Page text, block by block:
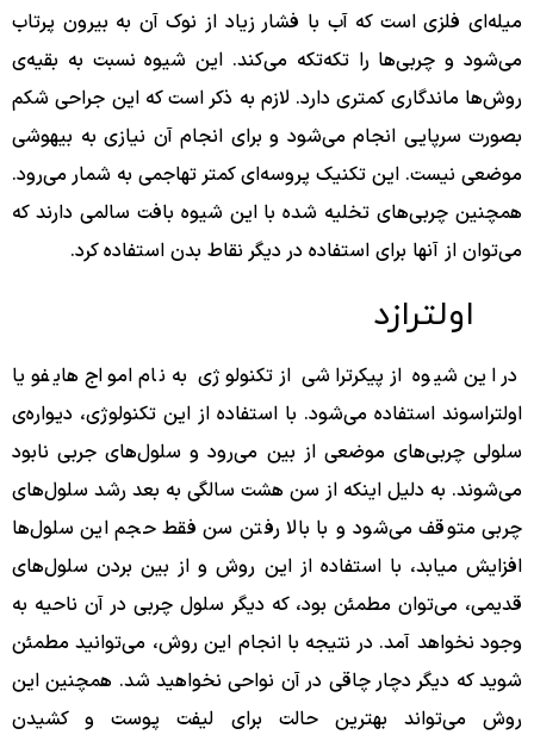
میله‌ای فلزی است که آب با فشار زیاد از نوک آن به بیرون پرتاب
می‌شود و چربی‌ها را تکه‌تکه می‌کند. این شیوه نسبت به بقیه‌ی
روش‌ها ماندگاری کمتری دارد. لازم به ذکر است که این جراحی شکم
بصورت سرپایی انجام می‌شود و برای انجام آن نیازی به بیهوشی
موضعی نیست. این تکنیک پروسه‌ای کمتر تهاجمی به شمار می‌رود.
همچنین چربی‌های تخلیه شده با این شیوه بافت سالمی دارند که
می‌توان از آنها برای استفاده در دیگر نقاط بدن استفاده کرد.
اولترازد
در این شیوه از پیکرتراشی از تکنولوژی به نام امواج هایفو یا
اولتراسوند استفاده می‌شود. با استفاده از این تکنولوژی، دیواره‌ی
سلولی چربی‌های موضعی از بین می‌رود و سلول‌های جربی نابود
می‌شوند. به دلیل اینکه از سن هشت سالگی به بعد رشد سلول‌های
چربی متوقف می‌شود و با بالا رفتن سن فقط حجم این سلول‌ها
افزایش میابد، با استفاده از این روش و از بین بردن سلول‌های
قدیمی، می‌توان مطمئن بود، که دیگر سلول چربی در آن ناحیه به
وجود نخواهد آمد. در نتیجه با انجام این روش، می‌توانید مطمئن
شوید که دیگر دچار چاقی در آن نواحی نخواهید شد. همچنین این
روش می‌تواند بهترین حالت برای لیفت پوست و کشیدن